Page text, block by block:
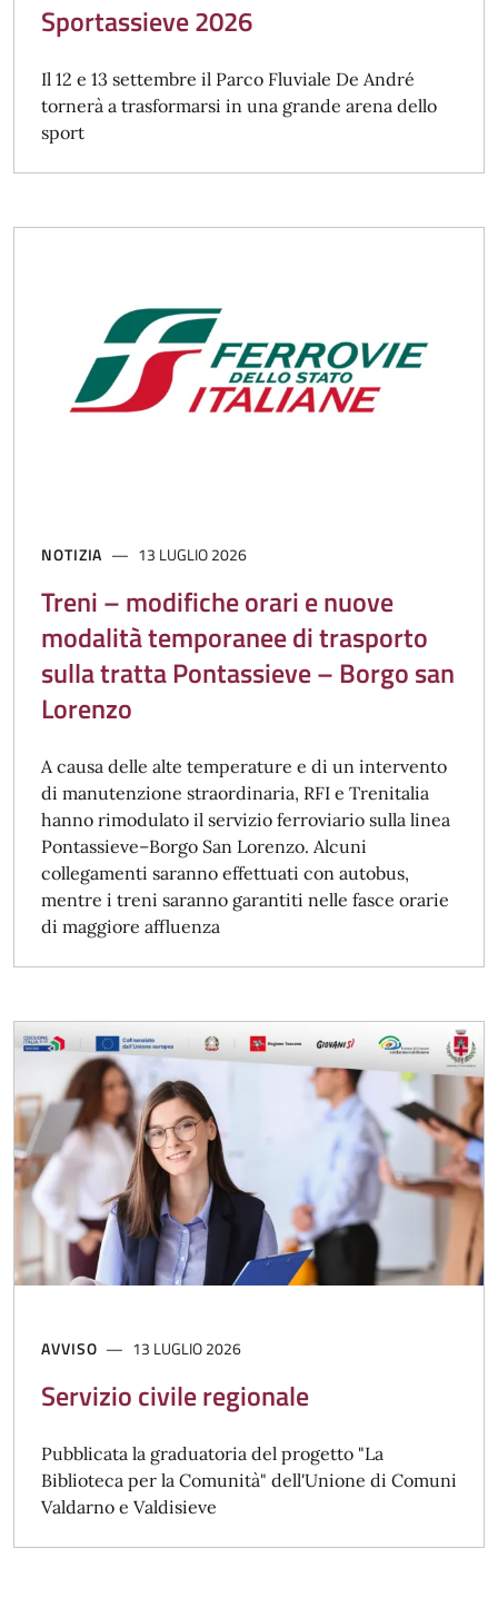
Sportassieve 2026
Il 12 e 13 settembre il Parco Fluviale De André
tornerà a trasformarsi in una grande arena dello
sport
NOTIZIA 13 LUGLIO 2026
Treni – modifiche orari e nuove
modalità temporanee di trasporto
sulla tratta Pontassieve – Borgo san
Lorenzo
A causa delle alte temperature e di un intervento
di manutenzione straordinaria, RFI e Trenitalia
hanno rimodulato il servizio ferroviario sulla linea
Pontassieve–Borgo San Lorenzo. Alcuni
collegamenti saranno effettuati con autobus,
mentre i treni saranno garantiti nelle fasce orarie
di maggiore affluenza
AVVISO 13 LUGLIO 2026
Servizio civile regionale
Pubblicata la graduatoria del progetto "La
Biblioteca per la Comunità" dell'Unione di Comuni
Valdarno e Valdisieve